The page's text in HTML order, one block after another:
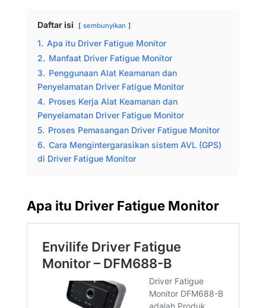
Daftar isi sembunyikan
1. Apa itu Driver Fatigue Monitor
2. Manfaat Driver Fatigue Monitor
3. Penggunaan Alat Keamanan dan
Penyelamatan Driver Fatigue Monitor
4. Proses Kerja Alat Keamanan dan
Penyelamatan Driver Fatigue Monitor
5. Proses Pemasangan Driver Fatigue Monitor
6. Cara Mengintergarasikan sistem AVL (GPS)
di Driver Fatigue Monitor
Apa itu Driver Fatigue Monitor